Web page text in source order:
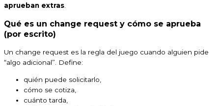
aprueban extras.
Qué es un change request y cómo se aprueba
(por escrito)
Un change request es la regla del juego cuando alguien pide
“algo adicional”. Define:
quién puede solicitarlo,
cómo se cotiza,
cuánto tarda,